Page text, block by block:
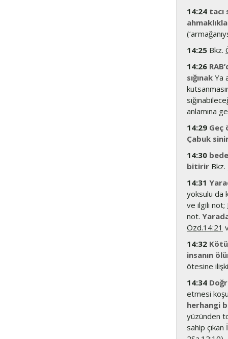
14:24
14:25 Bkz.
14:26
sığınak Ya
anlamına
14:29 Geç
Çabuk
14:30
bitirir Bkz.
14:31
yoksulu da
ve ilgili not;
not.
Özd.14:21
14:32 Kötü
insanın
ötesine
14:34
etmesi
herhangi
yüzünden
sahip